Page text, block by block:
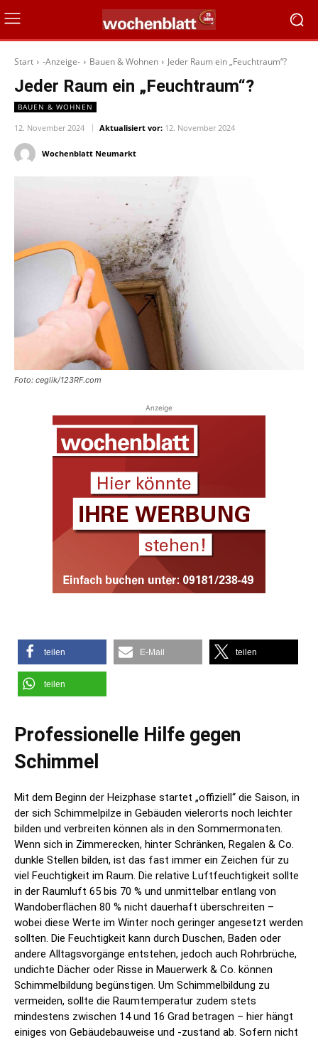
Start -Anzeige- Bauen & Wohnen Jeder Raum ein „Feuchtraum“?
Jeder Raum ein „Feuchtraum“?
BAUEN & WOHNEN
12. November 2024 Aktualisiert vor: 12. November 2024
Wochenblatt Neumarkt
Foto: ceglik/123RF.com
Anzeige
teilen E-Mail teilen
teilen
Professionelle Hilfe gegen
Schimmel
Mit dem Beginn der Heizphase startet „offiziell“ die Saison, in
der sich Schimmelpilze in Gebäuden vielerorts noch leichter
bilden und verbreiten können als in den Sommermonaten.
Wenn sich in Zimmerecken, hinter Schränken, Regalen & Co.
dunkle Stellen bilden, ist das fast immer ein Zeichen für zu
viel Feuchtigkeit im Raum. Die relative Luftfeuchtigkeit sollte
in der Raumluft 65 bis 70 % und unmittelbar entlang von
Wandoberflächen 80 % nicht dauerhaft überschreiten –
wobei diese Werte im Winter noch geringer angesetzt werden
sollten. Die Feuchtigkeit kann durch Duschen, Baden oder
andere Alltagsvorgänge entstehen, jedoch auch Rohrbrüche,
undichte Dächer oder Risse in Mauerwerk & Co. können
Schimmelbildung begünstigen. Um Schimmelbildung zu
vermeiden, sollte die Raumtemperatur zudem stets
mindestens zwischen 14 und 16 Grad betragen – hier hängt
einiges von Gebäudebauweise und -zustand ab. Sofern nicht